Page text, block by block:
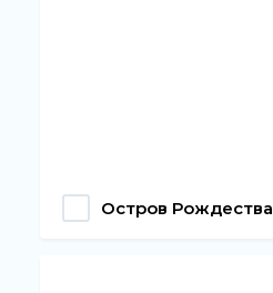
Остров Рождества